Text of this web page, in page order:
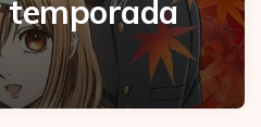
temporada